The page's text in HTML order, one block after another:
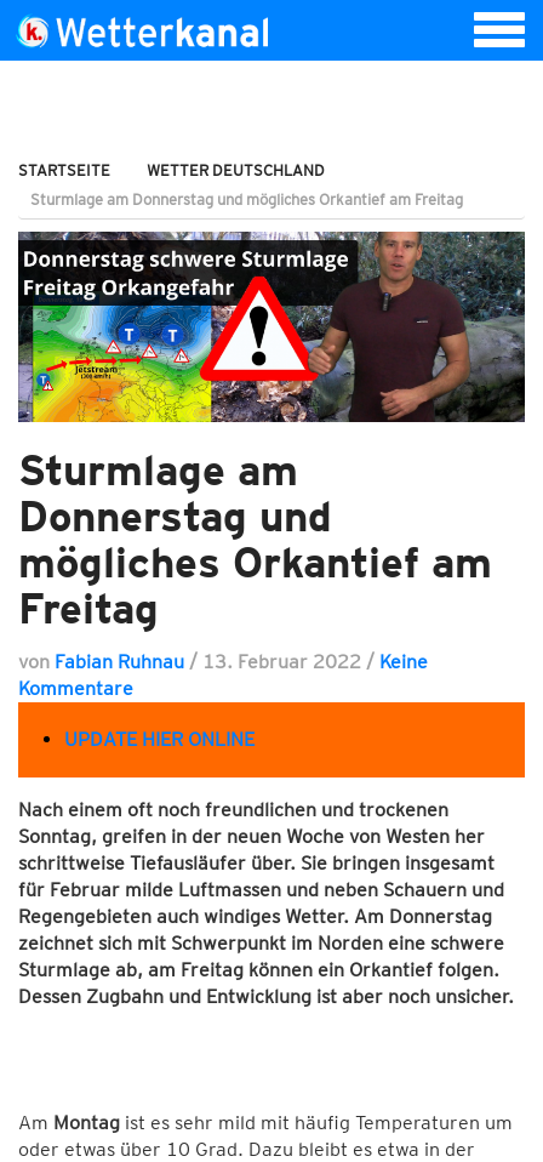
STARTSEITE
WETTER DEUTSCHLAND
Sturmlage am Donnerstag und mögliches Orkantief am Freitag
Sturmlage am
Donnerstag und
mögliches Orkantief am
Freitag
von Fabian Ruhnau / 13. Februar 2022 / Keine
Kommentare
UPDATE HIER ONLINE
Nach einem oft noch freundlichen und trockenen
Sonntag, greifen in der neuen Woche von Westen her
schrittweise Tiefausläufer über. Sie bringen insgesamt
für Februar milde Luftmassen und neben Schauern und
Regengebieten auch windiges Wetter. Am Donnerstag
zeichnet sich mit Schwerpunkt im Norden eine schwere
Sturmlage ab, am Freitag können ein Orkantief folgen.
Dessen Zugbahn und Entwicklung ist aber noch unsicher.
Am Montag ist es sehr mild mit häufig Temperaturen um
oder etwas über 10 Grad. Dazu bleibt es etwa in der